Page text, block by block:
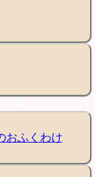
おふくわけ